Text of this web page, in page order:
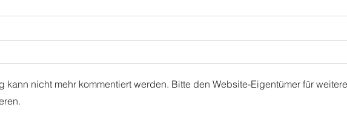
Discofox-Workshop
kann nicht mehr kommentiert werden. Bitte den Website-Eigentümer für weitere